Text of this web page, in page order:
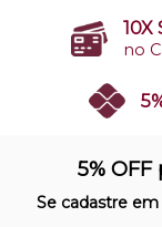
10X
no
5%
Se cadastre